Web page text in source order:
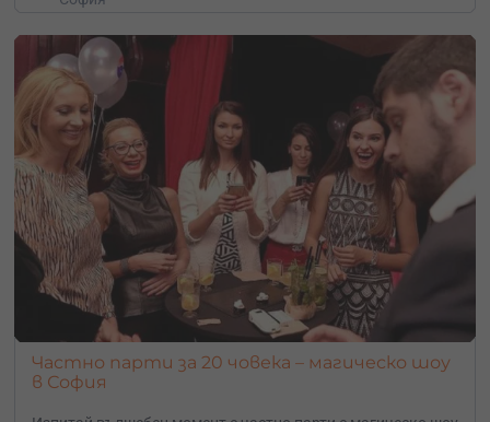
Частно парти за 20 човека – магическо шоу
в София